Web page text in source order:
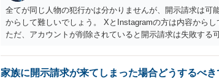
全てが同じ人物の犯行かは分かりませんが、開示請求は
からして難しいでしょう。 XとInstagramの方は内容からし
ただ、アカウントが削除されていると開示請求は失敗する
相手に全ての弁護士費用を負担させることは可能でしょ
せることができるでしょう。訴訟で判決となった場合は、
家族に開示請求が来てしまった場合どうするべき